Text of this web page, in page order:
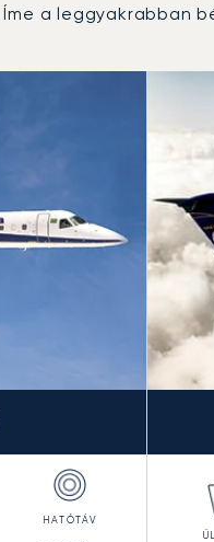
a leggyakrabban
: A 3 legtöbbet